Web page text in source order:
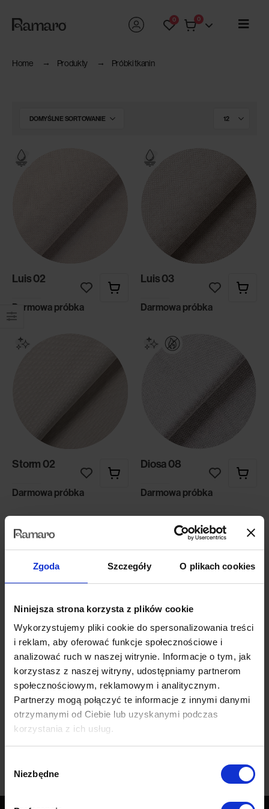
Zgoda Szczegóły O plikach cookies
Niniejsza strona korzysta z plików cookie
Wykorzystujemy pliki cookie do spersonalizowania treści
i reklam, aby oferować funkcje społecznościowe i
analizować ruch w naszej witrynie. Informacje o tym, jak
korzystasz z naszej witryny, udostępniamy partnerom
społecznościowym, reklamowym i analitycznym.
Partnerzy mogą połączyć te informacje z innymi danymi
otrzymanymi od Ciebie lub uzyskanymi podczas
korzystania z ich usług.
zgody
Niezbędne
0 0
Home Produkty Próbki tkanin
Luis 02
Darmowa próbka
Luis 03
Darmowa próbka
Storm 02
Darmowa próbka
Diosa 08
Darmowa próbka
Magic
Velvet 2209
Darmowa próbka
Piano 04
Darmowa próbka
1 2